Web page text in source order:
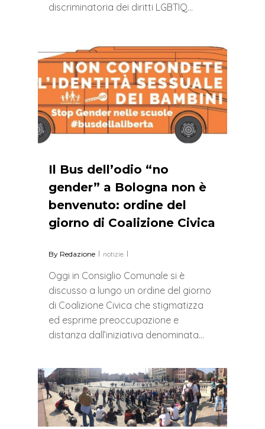
discriminatoria dei diritti LGBTIQ…
Il Bus dell’odio “no
gender” a Bologna non è
benvenuto: ordine del
giorno di Coalizione Civica
By Redazione notizie
Oggi in Consiglio Comunale si è
discusso a lungo un ordine del giorno
di Coalizione Civica che stigmatizza
ed esprime preoccupazione e
distanza dall’iniziativa denominata…
0
0